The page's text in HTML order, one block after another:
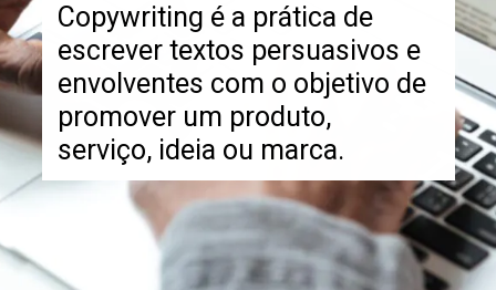
Copywriting é a prática de
escrever textos persuasivos e
envolventes com o objetivo de
promover um produto,
serviço, ideia ou marca.